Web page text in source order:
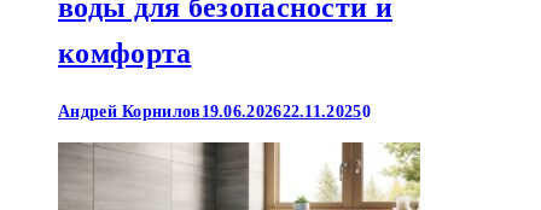
воды для безопасности и
комфорта
Андрей Корнилов 19.06.202622.11.20250